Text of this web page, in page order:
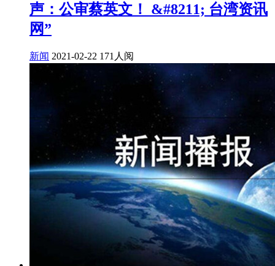
声：公审蔡英文！ &#8211; 台湾资讯
网”
新闻 2021-02-22 171人阅